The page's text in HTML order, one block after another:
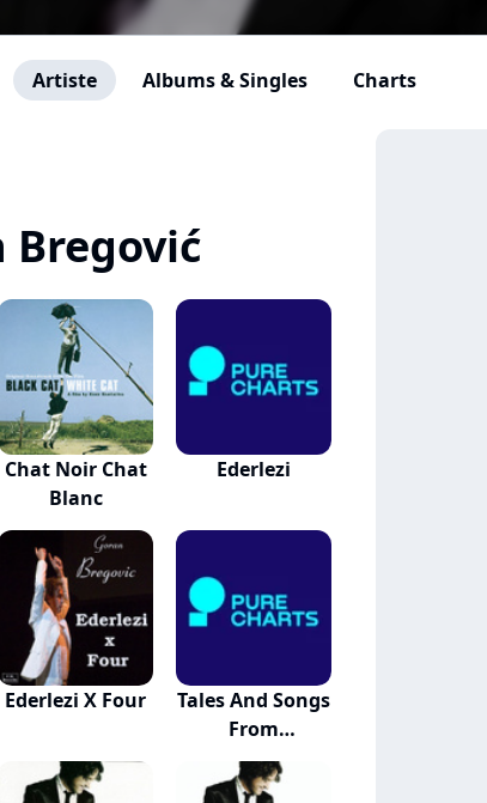
Artiste Albums & Singles Charts
Bregović
Chat Noir Chat
Blanc
Ederlezi
Ederlezi X Four
Tales And Songs
From
Weddings...